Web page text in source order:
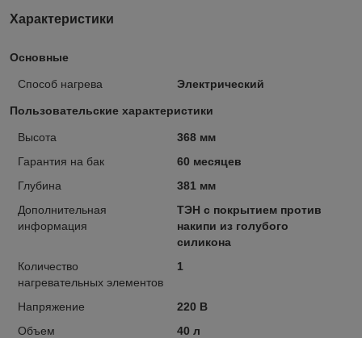
Характеристики
Основные
Способ нагрева Электрический
Пользовательские характеристики
Высота
368 мм
Гарантия на бак
60 месяцев
Глубина
381 мм
Дополнительная
информация
ТЭН с покрытием против
накипи из голубого
силикона
Количество
нагревательных элементов
1
Напряжение
220 В
Объем
40 л